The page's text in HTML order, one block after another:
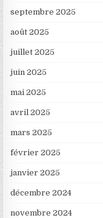
septembre 2025
août 2025
juillet 2025
juin 2025
mai 2025
avril 2025
mars 2025
février 2025
janvier 2025
décembre 2024
novembre 2024